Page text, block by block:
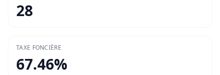
28
TAXE FONCIÈRE
67.46%